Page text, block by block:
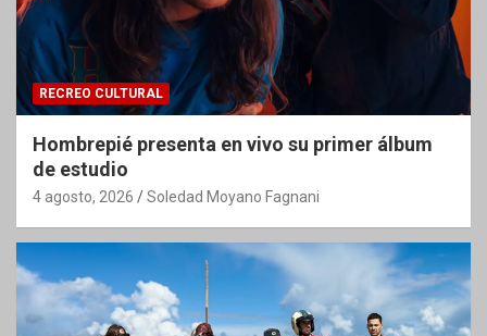
RECREO CULTURAL
Hombrepié presenta en vivo su primer álbum
de estudio
4 agosto, 2026 Soledad Moyano Fagnani